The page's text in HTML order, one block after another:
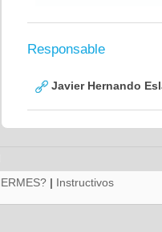
Responsable
Javier Hernando
| Instructivos